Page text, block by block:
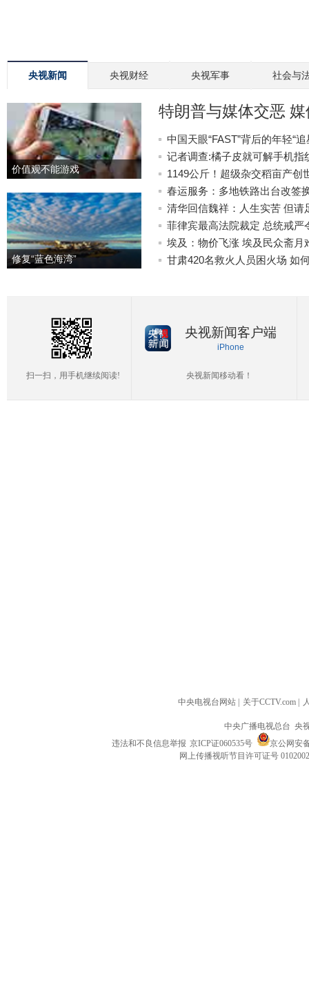
央视新闻 央视财经 央视军事 社会与
价值观不能游戏
修复“蓝色海湾”
特朗普与媒体交恶
中国天眼“FAST”背后的年轻“追
记者调查:橘子皮就可解手机指
1149公斤！超级杂交稻亩产创
春运服务：多地铁路出台改签
清华回信魏祥：人生实苦 但请
菲律宾最高法院裁定 总统戒严
埃及：物价飞涨 埃及民众斋月
甘肃420名救火人员困火场 如
扫一扫，用手机继续阅读!
央视新闻客户端
iPhone
央视新闻移动看！
中央电视台网站 关于CCTV.com
中央广播电视总台 央
违法和不良信息举报 京ICP证060535号
京公网安
网上传播视听节目许可证号